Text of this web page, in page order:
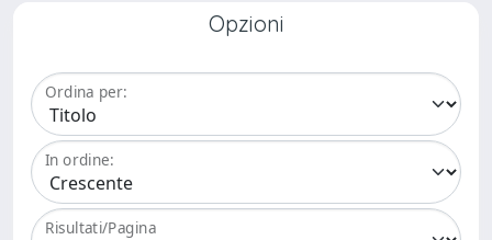
Opzioni
Ordina per:
In ordine:
Risultati/Pagina